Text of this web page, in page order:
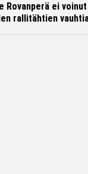
Rovanperä ei
rallitähtien